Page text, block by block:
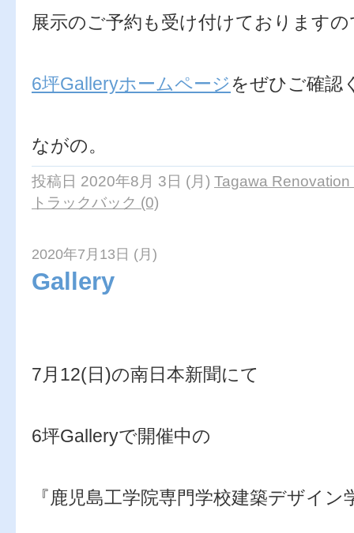
展示のご予約も受け付けておりますの
6坪Galleryホームページをぜひご確認
ながの。
投稿日 2020年8月 3日 (月) Tagawa Renovation
トラックバック (0)
2020年7月13日 (月)
Gallery
7月12(日)の南日本新聞にて
6坪Galleryで開催中の
『鹿児島工学院専門学校建築デザイン